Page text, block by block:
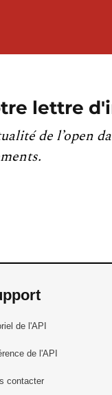
lettre
de l’open
de l'API
de l'API
contacter